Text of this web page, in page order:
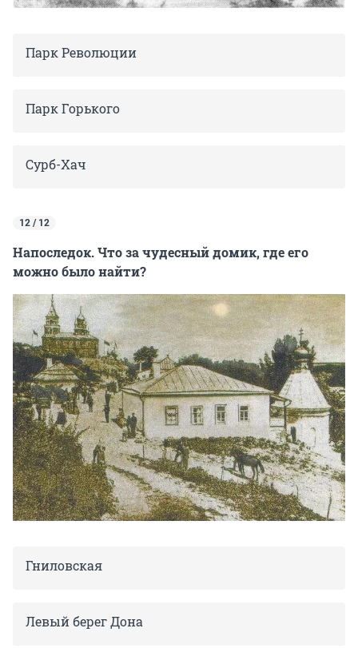
Парк Революции
Парк Горького
Сурб-Хач
12 / 12
Напоследок. Что за чудесный домик, где его
можно было найти?
Гниловская
Левый берег Дона